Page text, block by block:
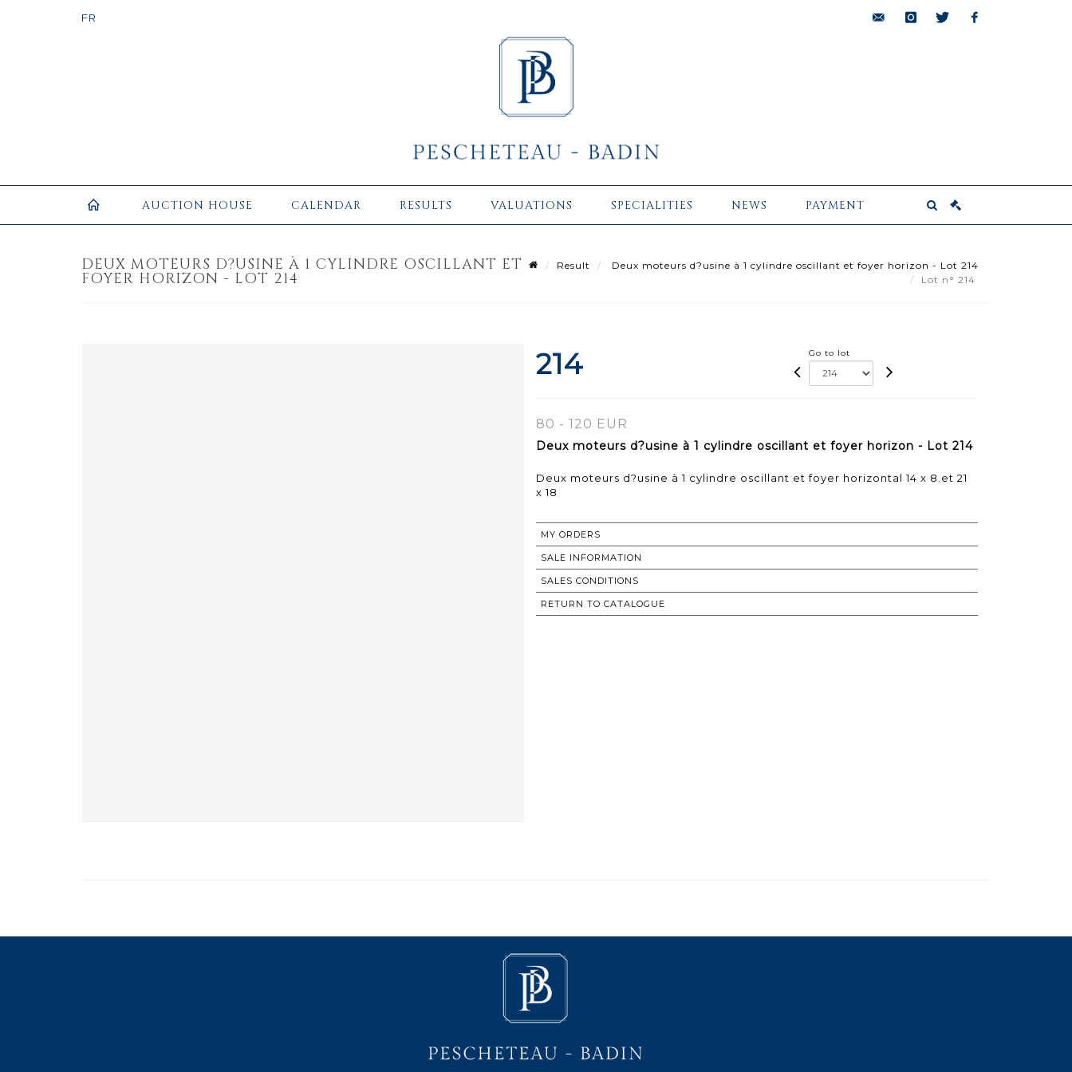
AUCTION HOUSE CALENDAR RESULTS VALUATIONS SPECIALITIES NEWS PAYMENT
DEUX MOTEURS D?USINE À 1 CYLINDRE OSCILLANT ET
FOYER HORIZON - LOT 214
Result
Deux moteurs d?usine à 1 cylindre oscillant et foyer horizon - Lot 214
Lot n° 214
214 Go to lot
80 - 120 EUR
Deux moteurs d?usine à 1 cylindre oscillant et foyer horizon - Lot 214
Deux moteurs d?usine à 1 cylindre oscillant et foyer horizontal 14 x 8.et 21
x 18
MY ORDERS
SALE INFORMATION
SALES CONDITIONS
RETURN TO CATALOGUE